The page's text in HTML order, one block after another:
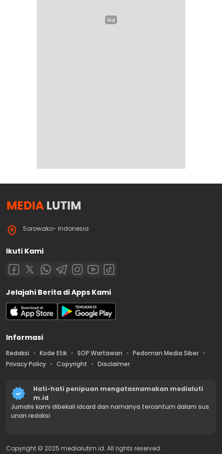
Sorowako- Indonesia
Ikuti Kami
Jelajahi Berita di Apps Kami
Informasi
Redaksi Kode Etik SOP Wartawan
Pedoman Media Siber
Privacy Policy
Copyright Disclaimer
Hati-hati penipuan mengatasnamakan medialuti
m.id
Jurnalis kami dibekali idcard dan namanya tercantum dalam sus
unan redaksi
Copyright © 2025 medialutim.id. All rights reserved.